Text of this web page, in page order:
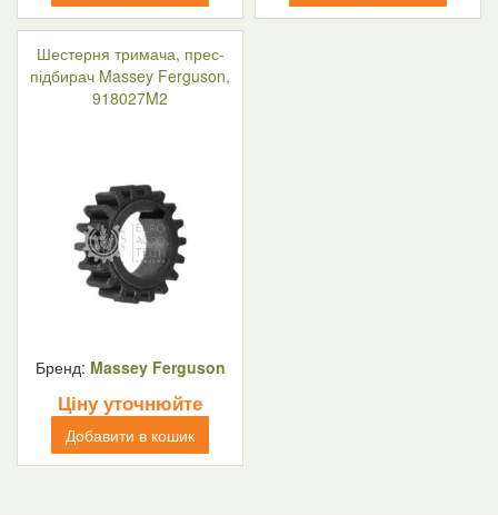
Шестерня тримача, прес-
підбирач Massey Ferguson,
918027M2
Бренд: Massey Ferguson
Ціну уточнюйте
Добавити в кошик